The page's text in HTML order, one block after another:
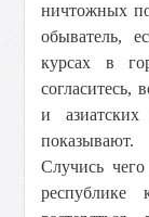
ничтожных
обыватель,
курсах в
согласитесь,
и
показывают.
Случись
республике